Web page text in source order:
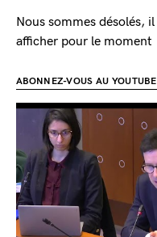
Nous sommes désolés,
afficher pour le moment
ABONNEZ-VOUS AU